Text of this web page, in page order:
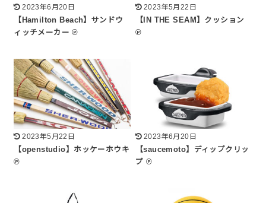
2023年6月20日
【Hamilton Beach】サンドウ
ィッチメーカー ℗
2023年5月22日
【IN THE SEAM】クッション
℗
2023年5月22日
【openstudio】ホッケーホウキ
℗
2023年6月20日
【saucemoto】ディップクリッ
プ ℗